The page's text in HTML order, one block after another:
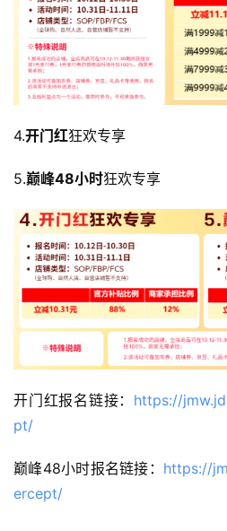
4.开门红狂欢专享
5.巅峰48小时狂欢专享
开门红报名链接： https://
pt/
巅峰48小时报名链接： https://
ercept/